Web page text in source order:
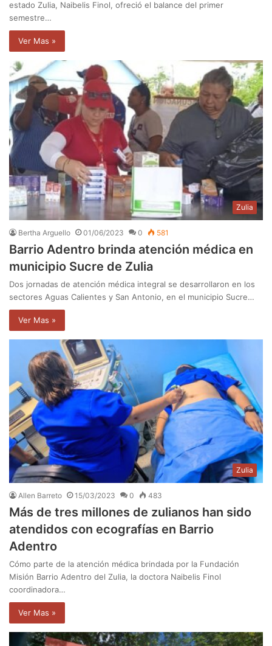
estado Zulia, Naibelis Finol, ofreció el balance del primer
semestre…
Ver Mas »
Zulia
Bertha Arguello 01/06/2023 0 581
Barrio Adentro brinda atención médica en
municipio Sucre de Zulia
Dos jornadas de atención médica integral se desarrollaron en los
sectores Aguas Calientes y San Antonio, en el municipio Sucre…
Ver Mas »
Zulia
Allen Barreto 15/03/2023 0 483
Más de tres millones de zulianos han sido
atendidos con ecografías en Barrio
Adentro
Cómo parte de la atención médica brindada por la Fundación
Misión Barrio Adentro del Zulia, la doctora Naibelis Finol
coordinadora…
Ver Mas »